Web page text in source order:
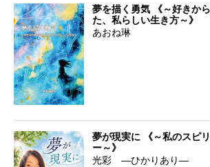
夢を描く勇気 《～好きか
た、私らしい生き方～》
あおね琳
夢が現実に 《～私のスピ
ー～》
光彩 ―ひかりあり―